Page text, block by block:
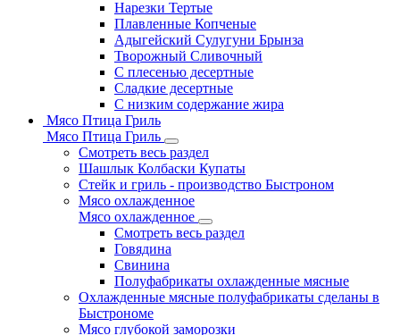
Нарезки Тертые
Плавленные Копченые
Адыгейский Сулугуни Брынза
Творожный Сливочный
С плесенью десертные
Сладкие десертные
С низким содержание жира
Мясо Птица Гриль
Мясо Птица Гриль
Смотреть весь раздел
Шашлык Колбаски Купаты
Стейк и гриль - производство Быстроном
Мясо охлажденное
Мясо охлажденное
Смотреть весь раздел
Говядина
Свинина
Полуфабрикаты охлажденные мясные
Охлажденные мясные полуфабрикаты сделаны в
Быстрономе
Мясо глубокой заморозки